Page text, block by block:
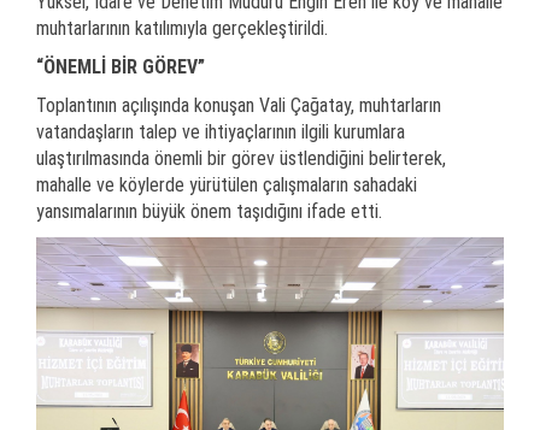
muhtarlarının katılımıyla gerçekleştirildi.
“ÖNEMLİ BİR GÖREV”
Toplantının açılışında konuşan Vali Çağatay, muhtarların
vatandaşların talep ve ihtiyaçlarının ilgili kurumlara
ulaştırılmasında önemli bir görev üstlendiğini belirterek,
mahalle ve köylerde yürütülen çalışmaların sahadaki
yansımalarının büyük önem taşıdığını ifade etti.